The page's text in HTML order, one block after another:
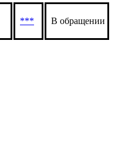
*** В обращении